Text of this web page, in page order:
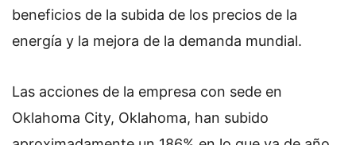
beneficios de la subida de los precios de la
energía y la mejora de la demanda mundial.
Las acciones de la empresa con sede en
Oklahoma City, Oklahoma, han subido